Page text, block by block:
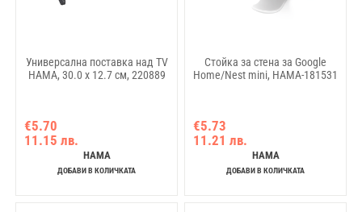
Универсална поставка над TV
HAMA, 30.0 x 12.7 см, 220889
€5.70
11.15 лв.
HAMA
ДОБАВИ В КОЛИЧКАТА
Стойка за стена за Google
Home/Nest mini, HAMA-181531
€5.73
11.21 лв.
HAMA
ДОБАВИ В КОЛИЧКАТА